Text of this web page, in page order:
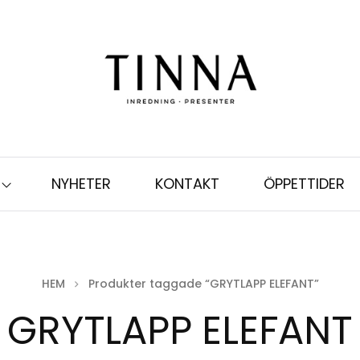
NYHETER KONTAKT ÖPPETTIDER
HEM Produkter taggade “GRYTLAPP ELEFANT”
GRYTLAPP ELEFANT